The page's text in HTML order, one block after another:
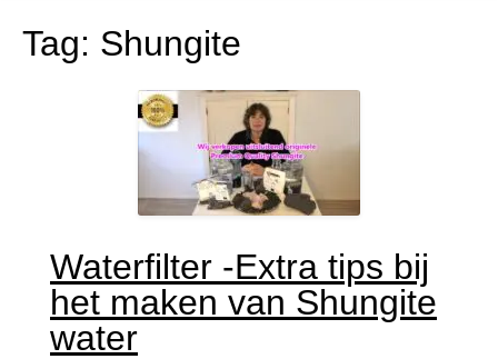
Tag: Shungite
Waterfilter -Extra tips bij
het maken van Shungite
water